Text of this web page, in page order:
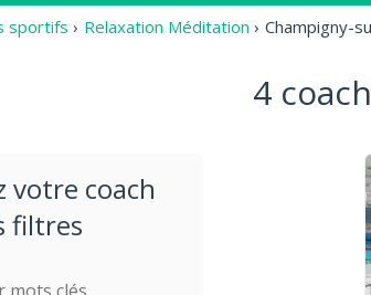
sportifs › Relaxation Méditation › Champigny-
votre coach
filtres
4